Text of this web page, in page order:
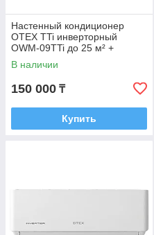
Настенный кондиционер
OTEX TTi инверторный
OWM-09TTi до 25 м² +
монтажный комплект
В наличии
150 000 ₸
Купить